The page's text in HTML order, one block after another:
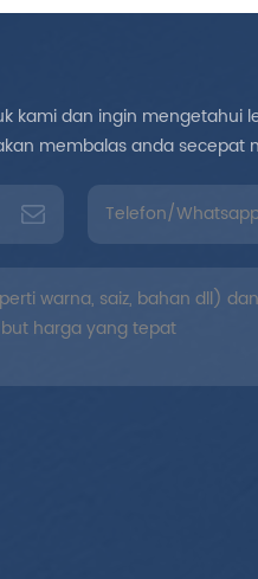
kami dan ingin mengetahui
membalas anda secepat